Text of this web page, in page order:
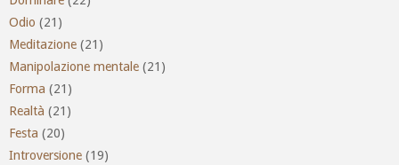
Odio (21)
Meditazione (21)
Manipolazione mentale (21)
Forma (21)
Realtà (21)
Festa (20)
Introversione (19)